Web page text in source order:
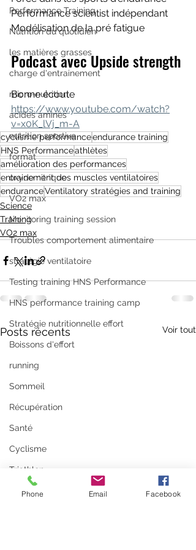
Performance Training
Nutrition du quotidien
les matières grasses
charge d'entrainement
micro-nutrition
acides aminés
nutrition sportive
format
oxyde nitrique
VO2 max
Monitoring training session
Troubles comportement alimentaire
stratégie ventilatoire
Testing training HNS Performance
HNS performance training camp
Stratégie nutritionnelle effort
Boissons d'effort
running
Sommeil
Récupération
Santé
Cyclisme
Triathlon
Couple critique
Performance scientist indépendant
Modélisation de la pré fatigue
Podcast avec Upside strength
Bonne écoute
https://www.youtube.com/watch?
v=x0K_lVj_m-A
cyclisme performanceendurance training
HNS Performanceathlètes
amélioration des performances
entrainement des muscles ventilatoires
enduranceVentilatory stratégies and training
Science
Training
VO2 max
Posts récents Voir tout
Phone Email Facebook